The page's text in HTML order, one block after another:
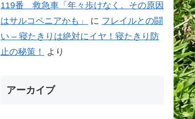
119番 救急車「年々歩けなく。その原因
はサルコペニアかも」
に フレイルとの闘
い – 寝たきりは絶対にイヤ！寝たきり防
止の秘策！
より
アーカイブ